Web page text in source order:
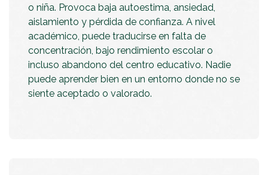
o niña. Provoca baja autoestima, ansiedad,
aislamiento y pérdida de confianza. A nivel
académico, puede traducirse en falta de
concentración, bajo rendimiento escolar o
incluso abandono del centro educativo. Nadie
puede aprender bien en un entorno donde no se
siente aceptado o valorado.